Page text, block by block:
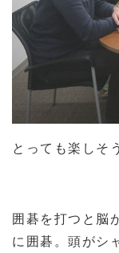
とっても楽しそ
囲碁を打つと脳
に囲碁。頭がシ